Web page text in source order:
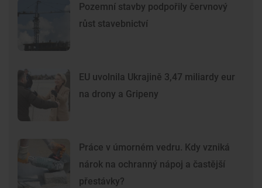
Pozemní stavby podpořily červnový
růst stavebnictví
EU uvolnila Ukrajině 3,47 miliardy eur
na drony a Gripeny
Práce v úmorném vedru. Kdy vzniká
nárok na ochranný nápoj a častější
přestávky?